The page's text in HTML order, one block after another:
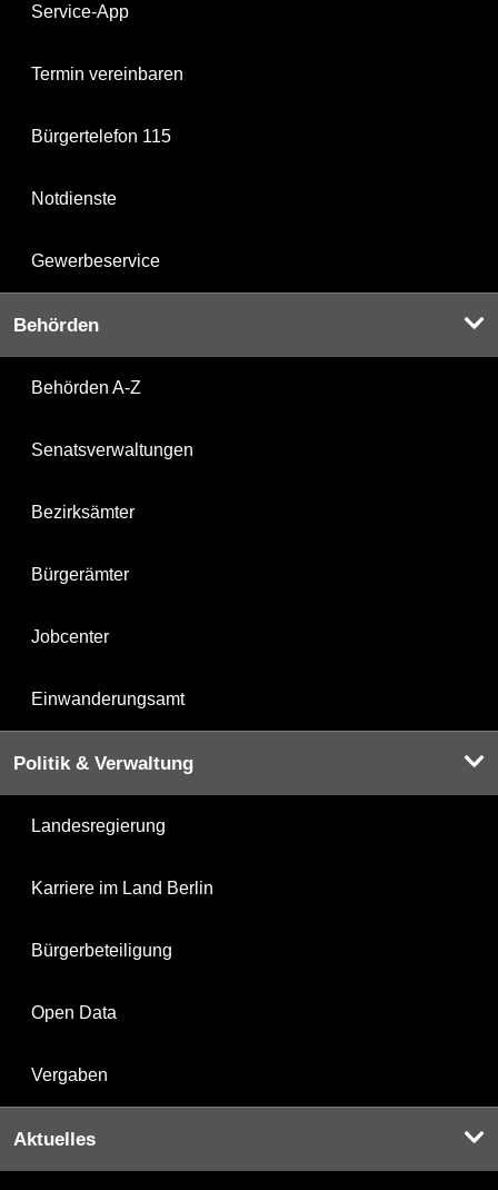
Service-App
Termin vereinbaren
Bürgertelefon 115
Notdienste
Gewerbeservice
Behörden
Behörden A-Z
Senatsverwaltungen
Bezirksämter
Bürgerämter
Jobcenter
Einwanderungsamt
Politik & Verwaltung
Landesregierung
Karriere im Land Berlin
Bürgerbeteiligung
Open Data
Vergaben
Aktuelles